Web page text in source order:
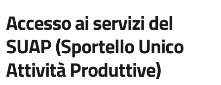
Accesso ai servizi del
SUAP (Sportello Unico
Attività Produttive)